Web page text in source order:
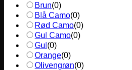
Brun(0)
Blå Camo(0)
Rød Camo(0)
Gul Camo(0)
Gul (0)
Orange(0)
Olivengrøn(0)